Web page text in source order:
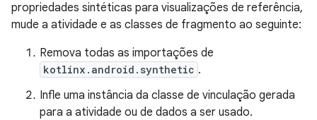
propriedades sintéticas para visualizações de referência,
mude a atividade e as classes de fragmento ao seguinte:
Remova todas as importações de
kotlinx.android.synthetic .
Infle uma instância da classe de vinculação gerada
para a atividade ou de dados a ser usado.